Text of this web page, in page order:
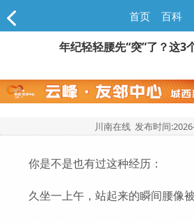
首页 百科
年纪轻轻腰先“突”了？这3
川南在线 发布时间:
你是不是也有过这种经历：
久坐一上午，站起来的瞬间腰像被